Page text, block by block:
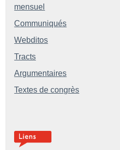
mensuel
Communiqués
Webditos
Tracts
Argumentaires
Textes de congrès